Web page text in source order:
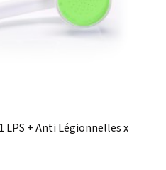
LPS + Anti Légionnelles x